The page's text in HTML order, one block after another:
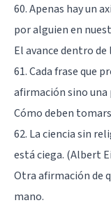
60. Apenas hay un
por alguien en
El avance dentro
61. Cada frase que
afirmación sino
Cómo deben
62. La ciencia sin
está ciega. (Albert
Otra afirmación de
mano.